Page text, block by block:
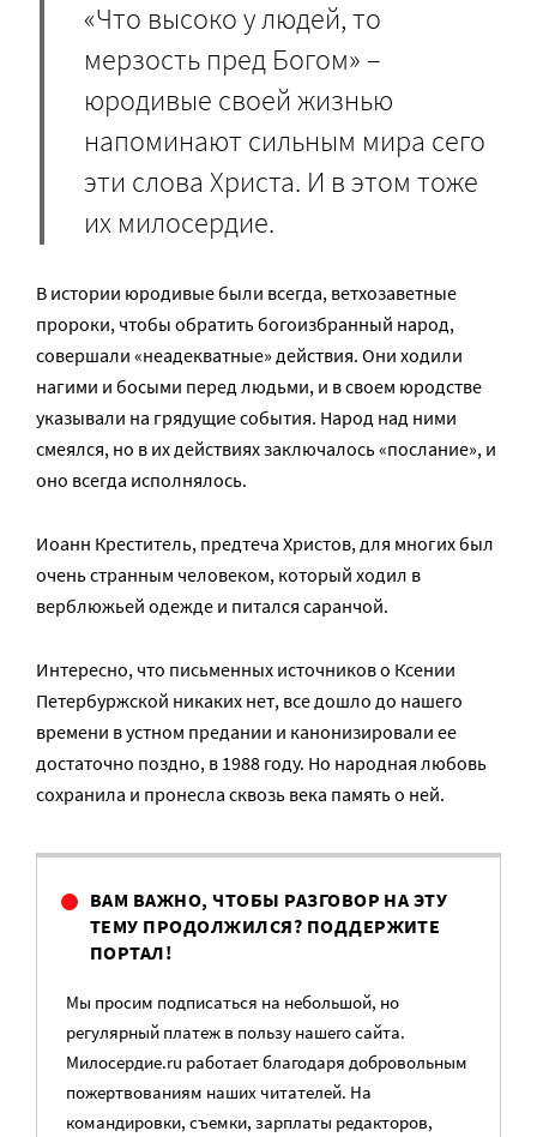
«Что высоко у людей, то
мерзость пред Богом» –
юродивые своей жизнью
напоминают сильным мира сего
эти слова Христа. И в этом тоже
их милосердие.
В истории юродивые были всегда, ветхозаветные
пророки, чтобы обратить богоизбранный народ,
совершали «неадекватные» действия. Они ходили
нагими и босыми перед людьми, и в своем юродстве
указывали на грядущие события. Народ над ними
смеялся, но в их действиях заключалось «послание», и
оно всегда исполнялось.
Иоанн Креститель, предтеча Христов, для многих был
очень странным человеком, который ходил в
верблюжьей одежде и питался саранчой.
Интересно, что письменных источников о Ксении
Петербуржской никаких нет, все дошло до нашего
времени в устном предании и канонизировали ее
достаточно поздно, в 1988 году. Но народная любовь
сохранила и пронесла сквозь века память о ней.
ВАМ ВАЖНО, ЧТОБЫ РАЗГОВОР НА ЭТУ
ТЕМУ ПРОДОЛЖИЛСЯ? ПОДДЕРЖИТЕ
ПОРТАЛ!
Мы просим подписаться на небольшой, но
регулярный платеж в пользу нашего сайта.
Милосердие.ru работает благодаря добровольным
пожертвованиям наших читателей. На
командировки, съемки, зарплаты редакторов,